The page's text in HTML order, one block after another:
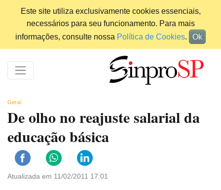
Este site utiliza exclusivamente cookies essenciais,
necessários para seu funcionamento. Para mais
informações, consulte nossa Política de Cookies. Ok
Geral
De olho no reajuste salarial da
educação básica
Atualizada em 11/02/2011 17:01